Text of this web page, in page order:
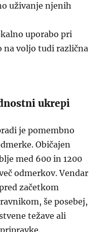
uživanje njenih
uporabo pri
na voljo tudi različna
ukrepi
je pomembno
Običajen
med 600 in 1200
odmerkov. Vendar
začetkom
še posebej,
težave ali